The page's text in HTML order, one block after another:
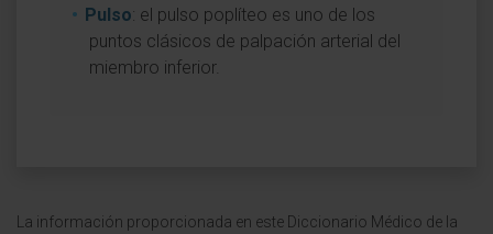
Pulso: el pulso poplíteo es uno de los
puntos clásicos de palpación arterial del
miembro inferior.
La información proporcionada en este Diccionario Médico de la